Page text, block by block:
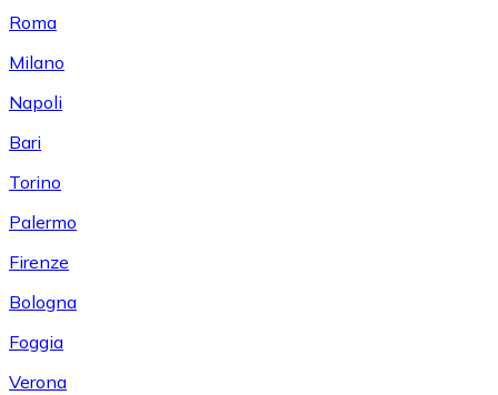
Roma
Milano
Napoli
Bari
Torino
Palermo
Firenze
Bologna
Foggia
Verona